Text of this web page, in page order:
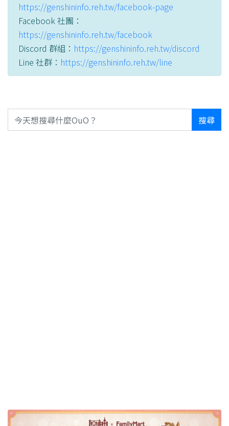
https://genshininfo.reh.tw/facebook-page
Facebook 社團：
https://genshininfo.reh.tw/facebook
Discord 群組： https://genshininfo.reh.tw/discord
Line 社群： https://genshininfo.reh.tw/line
搜尋